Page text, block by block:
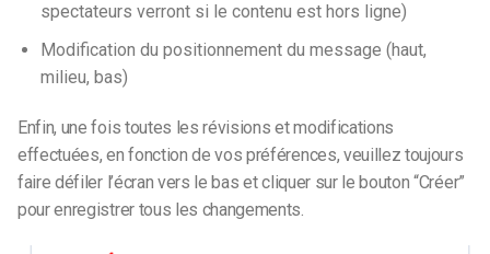
spectateurs verront si le contenu est hors ligne)
Modification du positionnement du message (haut,
milieu, bas)
Enfin, une fois toutes les révisions et modifications
effectuées, en fonction de vos préférences, veuillez toujours
faire défiler l’écran vers le bas et cliquer sur le bouton “Créer”
pour enregistrer tous les changements.